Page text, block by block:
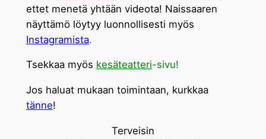
ettet menetä yhtään videota! Naissaaren
näyttämö löytyy luonnollisesti myös
Instagramista.
Tsekkaa myös kesäteatteri-sivu!
Jos haluat mukaan toimintaan, kurkkaa
tänne!
Terveisin